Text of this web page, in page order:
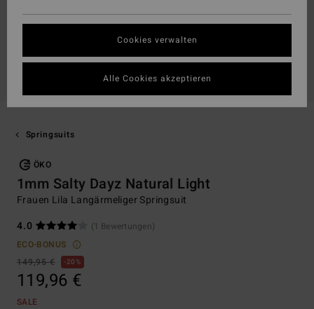
Springsuits
ÖKO
1mm Salty Dayz Natural Light
Frauen Lila Langärmeliger Springsuit
4.0
(1 Bewertungen)
ECO-BONUS
149,95 €
20%
119,96 €
SALE
Cookies verwalten
Alle Cookies akzeptieren